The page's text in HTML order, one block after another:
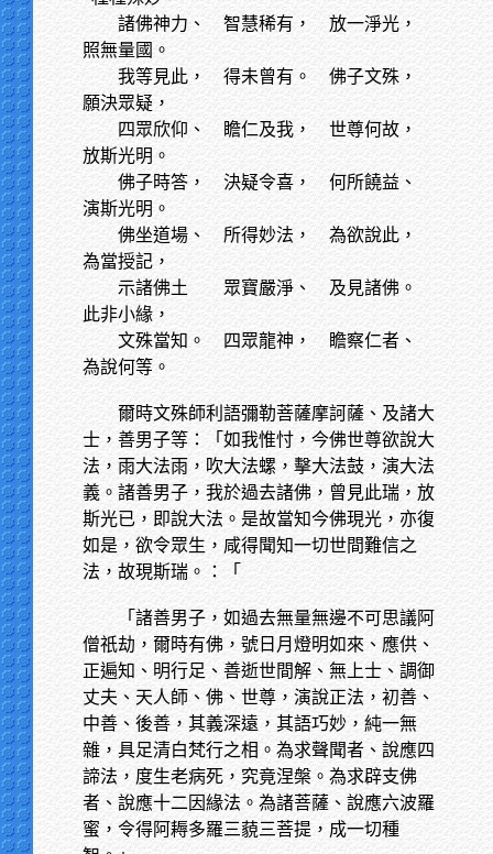
諸佛神力、
智慧稀有， 放一淨光，
照無量國。
我等見此，
得未曾有。 佛子文殊，
願決眾疑，
四眾欣仰、
瞻仁及我， 世尊何故，
放斯光明。
佛子時答，
決疑令喜， 何所饒益、
演斯光明。
佛坐道場、
所得妙法， 為欲說此，
為當授記，
示諸佛土
眾寶嚴淨、 及見諸佛。
此非小緣，
文殊當知。
四眾龍神， 瞻察仁者、
為說何等。
爾時文殊師利語彌勒菩薩摩訶薩、及諸大
士，善男子等：「如我惟忖，今佛世尊欲說大
法，雨大法雨，吹大法螺，擊大法鼓，演大法
義。諸善男子，我於過去諸佛，曾見此瑞，放
斯光已，即說大法。是故當知今佛現光，亦復
如是，欲令眾生，咸得聞知一切世間難信之
法，故現斯瑞。：「
「諸善男子，如過去無量無邊不可思議阿
僧祇劫，爾時有佛，號日月燈明如來、應供、
正遍知、明行足、善逝世間解、無上士、調御
丈夫、天人師、佛、世尊，演說正法，初善、
中善、後善，其義深遠，其語巧妙，純一無
雜，具足清白梵行之相。為求聲聞者、說應四
諦法，度生老病死，究竟涅槃。為求辟支佛
者、說應十二因緣法。為諸菩薩、說應六波羅
蜜，令得阿耨多羅三藐三菩提，成一切種